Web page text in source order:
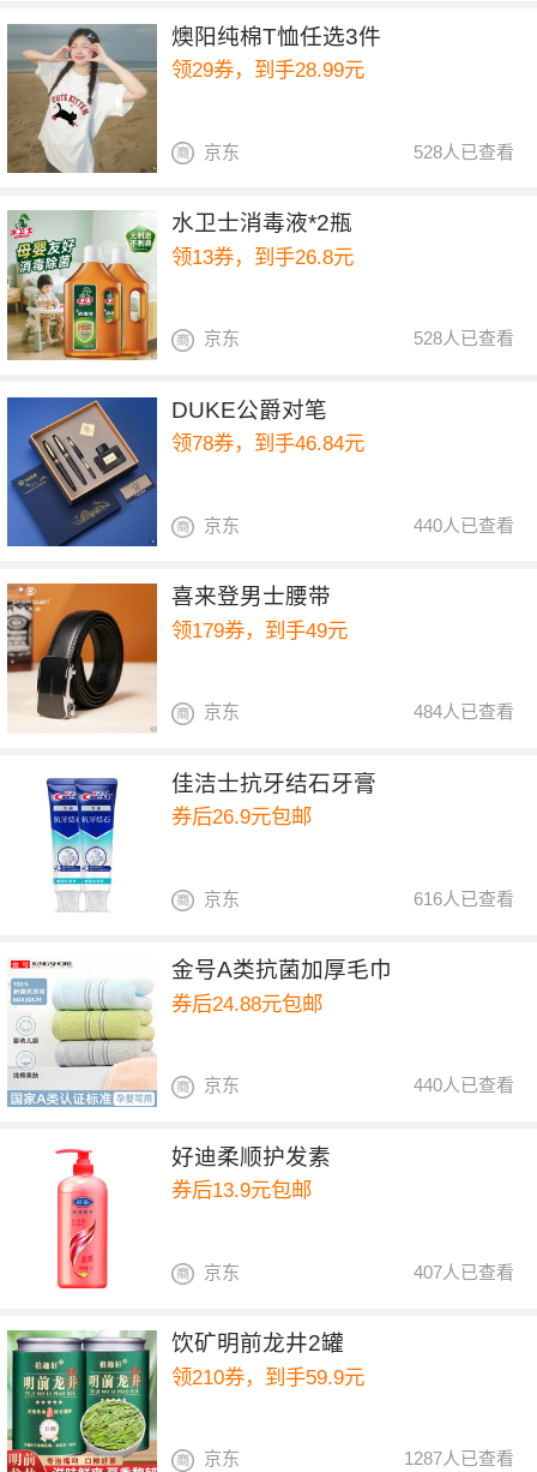
燠阳纯棉T恤任选3件
领29券，到手28.99元
528人已查看
京东
水卫士消毒液*2瓶
领13券，到手26.8元
528人已查看
京东
DUKE公爵对笔
领78券，到手46.84元
440人已查看
京东
喜来登男士腰带
领179券，到手49元
484人已查看
京东
佳洁士抗牙结石牙膏
券后26.9元包邮
616人已查看
京东
金号A类抗菌加厚毛巾
券后24.88元包邮
440人已查看
京东
好迪柔顺护发素
券后13.9元包邮
407人已查看
京东
饮矿明前龙井2罐
领210券，到手59.9元
1287人已查看
京东